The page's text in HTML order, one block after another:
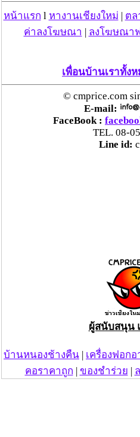
หน้าแรก l หางานเชียงใหม่ | ต
ค่าลงโฆษณา | ลงโฆษณา
เพื่อนบ้านเราทั้ง
© cmprice.com
E-mail:
FaceBook :
TEL. 08-
Line id:
ผู้สนับสนุน
บ้านหนองช้างคืน | เครื่องฟอก
คอราคาถูก | ของชำร่วย |